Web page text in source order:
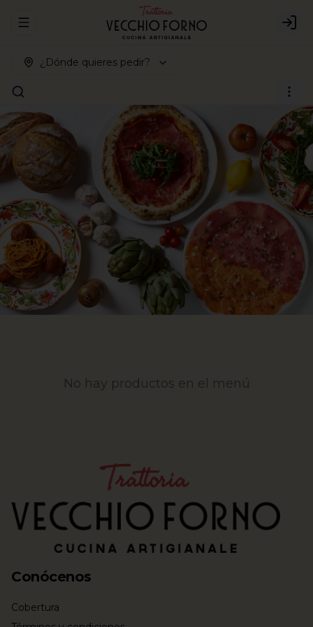
Abrir menu de navegación
¿Dónde quieres pedir?
No hay productos en el menú
Conócenos
Cobertura